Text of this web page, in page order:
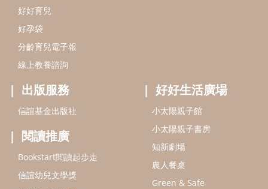
Bookstart閱讀起步走
信誼幼兒文學獎
信誼兒童動畫獎
小袋鼠說故事劇團
service@hsin-yi.org.tw
信誼好好育兒
小太陽親子書房
(02)2396-5305轉2345 (週一～週五 9:00～18:00)
認識信誼 合作洽談 智慧財產權聲明
本網站建議使用IE9(含以上)或 Google Chrome 版本瀏覽器